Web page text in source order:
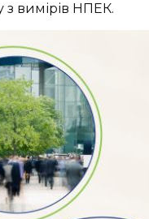
вимірів НПЕК.